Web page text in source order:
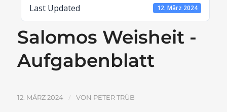
Last Updated 12. März 2024
Salomos Weisheit -
Aufgabenblatt
12. MÄRZ 2024 / VON PETER TRÜB